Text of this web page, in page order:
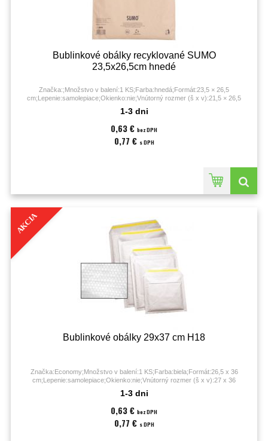
Bublinkové obálky recyklované SUMO
23,5x26,5cm hnedé
Značka:;Množstvo v balení:1 KS;Farba:hnedá;Formát:23,5 × 26,5
cm;Lepenie:samolepiace;Okienko:nie;Vnútorný rozmer (š x v):21,5 × 26,5
1-3 dni
0,63 € bez DPH
0,77 € s DPH
AKCIA
Bublinkové obálky 29x37 cm H18
Značka:Economy;Množstvo v balení:1 KS;Farba:biela;Formát:26,5 x 36
cm;Lepenie:samolepiace;Okienko:nie;Vnútorný rozmer (š x v):27 x 36
1-3 dni
0,63 € bez DPH
0,77 € s DPH